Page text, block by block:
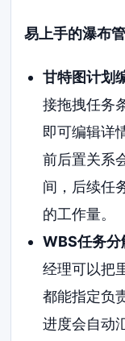
易上手的瀑布
甘特图计划
接拖拽任务
即可编辑详
前后置关系
间，后续任
的工作量。
WBS任务分
经理可以把
都能指定负
进度会自动